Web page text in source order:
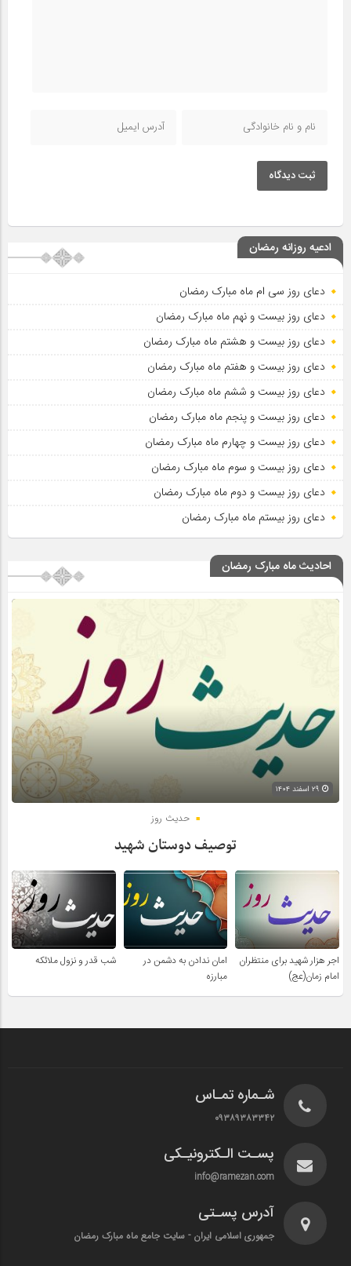
ثبت دیدگاه
ادعیه روزانه رمضان
دعای روز سی ام ماه مبارک رمضان
دعای روز بیست و نهم ماه مبارک رمضان
دعای روز بیست و هشتم ماه مبارک رمضان
دعای روز بیست و هفتم ماه مبارک رمضان
دعای روز بیست و ششم ماه مبارک رمضان
دعای روز بیست و پنجم ماه مبارک رمضان
دعای روز بیست و چهارم ماه مبارک رمضان
دعای روز بیست و سوم ماه مبارک رمضان
دعای روز بیست و دوم ماه مبارک رمضان
دعای روز بیستم ماه مبارک رمضان
احادیث ماه مبارک رمضان
حدیث روز
توصیف دوستان شهید
اجر هزار شهید برای منتظران
امام زمان(عج)
امان ندادن به دشمن در
مبارزه
شب قدر و نزول ملائکه
شـماره تمـاس
۰۹۳۸۹۳۸۳۳۴۲
پسـت الـکترونیـکی
info@ramezan.com
آدرس پسـتی
جمهوری اسلامی ایران - سایت جامع ماه مبارک رمضان